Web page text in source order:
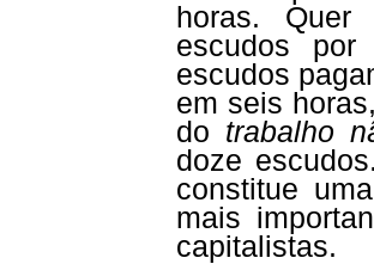
horas.
escudos
escudos
em seis
do trabalho
doze
constitue
mais
capitalistas.